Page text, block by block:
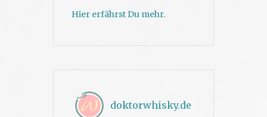
Hier erfährst Du mehr.
doktorwhisky.de